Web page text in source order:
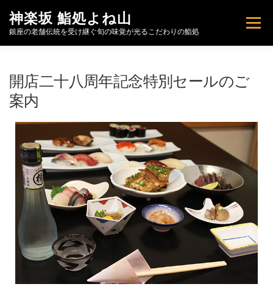
神楽坂 鮨処よね山
銀座の老舗伝統を受け継ぐ旬の味覚が光るこだわりの鮨処
メニュー
FOOD MENU 肴と酒 店舗情報
開店二十八周年記念特別セールのご
案内